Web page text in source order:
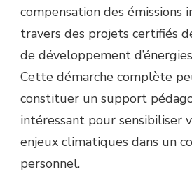
compensation des émissions
travers des projets certifiés
de développement
Cette démarche complète
constituer un support
intéressant pour sensibiliser
enjeux climatiques dans un
personnel.